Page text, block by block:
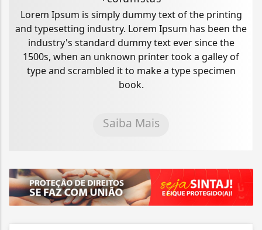
Lorem Ipsum is simply dummy text of the printing
and typesetting industry. Lorem Ipsum has been the
industry's standard dummy text ever since the
1500s, when an unknown printer took a galley of
type and scrambled it to make a type specimen
book.
Saiba Mais